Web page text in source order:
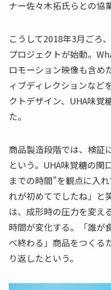
ナー佐々木拓氏らとの協
こうして2018年3月ごろ
プロジェクトが始動。
ロモーション映像も含め
ィブディレクションなど
クトデザイン、UHA味覚
た。
商品製造段階では、検証
という。UHA味覚糖の関
までの時間”を観点に入
れが初めてでしたね」と
は、成形時の圧力を変え
時間が変化する。「誰が
べ終わる」商品をつくる
り返したという。